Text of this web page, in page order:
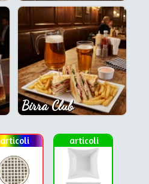
Birra Club
articoli articoli